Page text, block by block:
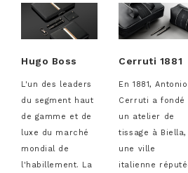
Hugo Boss
L'un des leaders
du segment haut
de gamme et de
luxe du marché
mondial de
l'habillement. La
Cerruti 1881
En 1881, Antonio
Cerruti a fondé
un atelier de
tissage à Biella,
une ville
italienne